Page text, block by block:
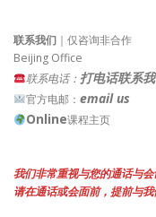
联系我们 ｜仅咨询非合作
Beijing Office
联系电话： 打电话联系
官方电邮： email us
Online课程主页
我们非常重视与您的通话与会
请在通话或会面前，提前与